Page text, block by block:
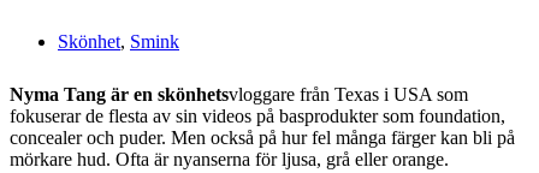
Skönhet, Smink
Nyma Tang är en skönhetsvloggare från Texas i USA som
fokuserar de flesta av sin videos på basprodukter som foundation,
concealer och puder. Men också på hur fel många färger kan bli på
mörkare hud. Ofta är nyanserna för ljusa, grå eller orange.